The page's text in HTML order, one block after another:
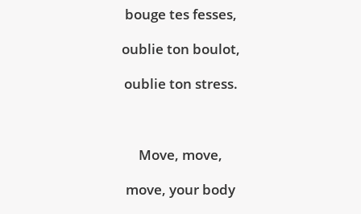
bouge tes fesses,
oublie ton boulot,
oublie ton stress.
Move, move,
move, your body